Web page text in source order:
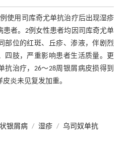
使用司库奇尤单抗治疗后出现湿疹
患者。2例女性患者均因司库奇尤单
部位的红斑、丘疹、渗液，伴剧烈
四肢，严重影响患者生活质量。更
抗治疗，26～28周银屑病皮损得到
炎未见复发加重。
银屑病 / 湿疹 / 乌司奴单抗